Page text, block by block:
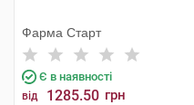
Фарма Старт
Є в наявності
від 1285.50 грн